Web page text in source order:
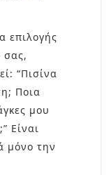
επιλογής
σας,
“Πισίνα
Ποια
μου
Είναι
μόνο την